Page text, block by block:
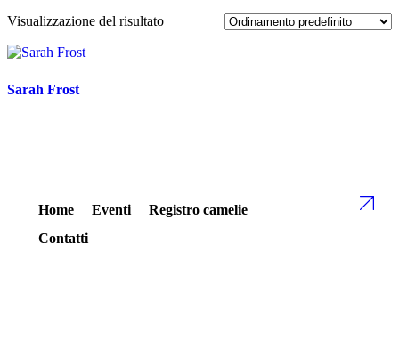
Visualizzazione del risultato
Sarah Frost
Home Eventi
Registro camelie
Contatti